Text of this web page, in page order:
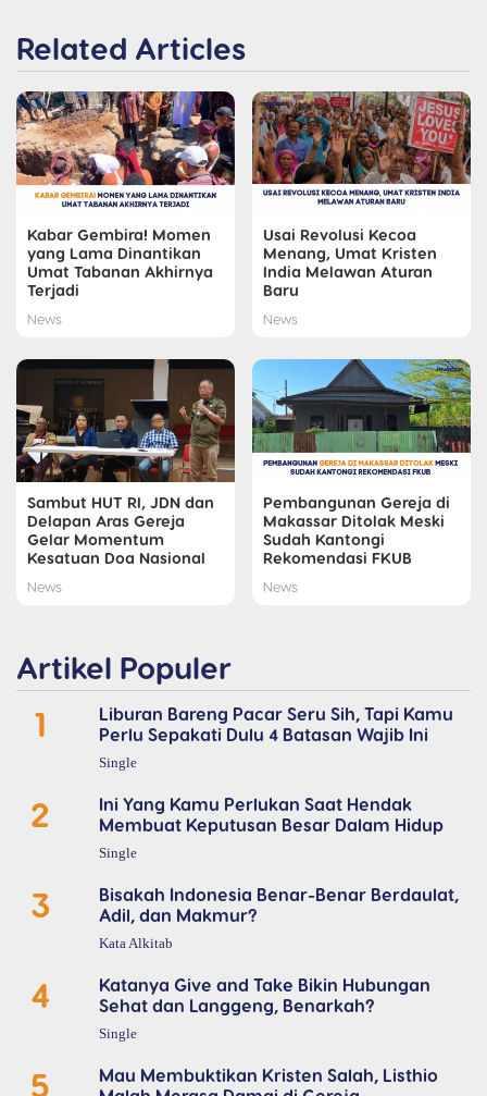
Related Articles
Kabar Gembira! Momen
yang Lama Dinantikan
Umat Tabanan Akhirnya
Terjadi
News
Usai Revolusi Kecoa
Menang, Umat Kristen
India Melawan Aturan
Baru
News
Sambut HUT RI, JDN dan
Delapan Aras Gereja
Gelar Momentum
Kesatuan Doa Nasional
News
Pembangunan Gereja di
Makassar Ditolak Meski
Sudah Kantongi
Rekomendasi FKUB
News
Artikel Populer
1
Liburan Bareng Pacar Seru Sih, Tapi Kamu
Perlu Sepakati Dulu 4 Batasan Wajib Ini
Single
2
Ini Yang Kamu Perlukan Saat Hendak
Membuat Keputusan Besar Dalam Hidup
Single
3
Bisakah Indonesia Benar-Benar Berdaulat,
Adil, dan Makmur?
Kata Alkitab
4
Katanya Give and Take Bikin Hubungan
Sehat dan Langgeng, Benarkah?
Single
5
Mau Membuktikan Kristen Salah, Listhio